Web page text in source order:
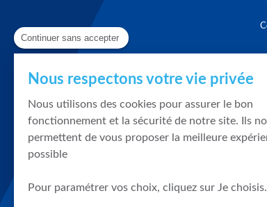
Continuer sans accepter
Nous respectons votre vie privée
Nous utilisons des cookies pour assurer le bon
fonctionnement et la sécurité de notre site. Ils
permettent de vous proposer la meilleure
possible
Pour paramétrer vos choix, cliquez sur Je choisis.